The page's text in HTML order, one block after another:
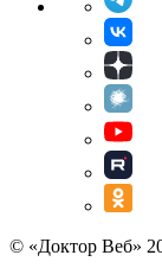
© «Доктор Веб»